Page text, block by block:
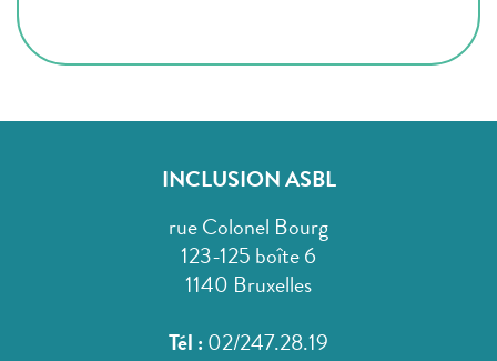
INCLUSION ASBL
rue Colonel Bourg
123-125 boîte 6
1140 Bruxelles
Tél : 02/247.28.19